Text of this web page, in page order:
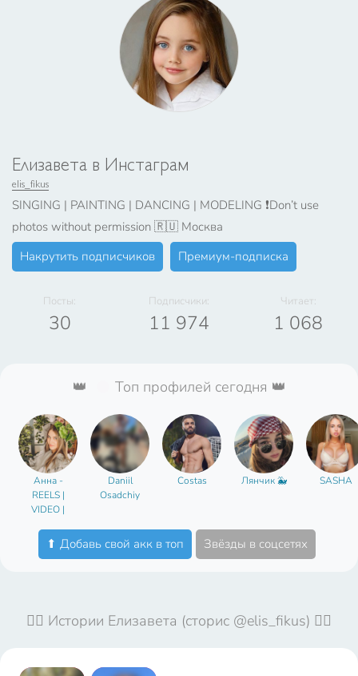
Елизавета в Инстаграм
elis_fikus
SINGING | PAINTING | DANCING | MODELING ❗️Don’t use
photos without permission 🇷🇺 Москва
Накрутить подписчиков
Премиум-подписка
Посты:
30
Подписчики:
11 974
Читает:
1 068
👑 Топ профилей сегодня 👑
Анна -
REELS |
VIDEO |
Воронки
Daniil
Osadchiy
Costas Лянчик 🐳 SASHA
⬆ Добавь свой акк в топ Звёзды в соцсетях
🤦‍♀️ Истории Елизавета (сторис @elis_fikus) 🤦‍♀️